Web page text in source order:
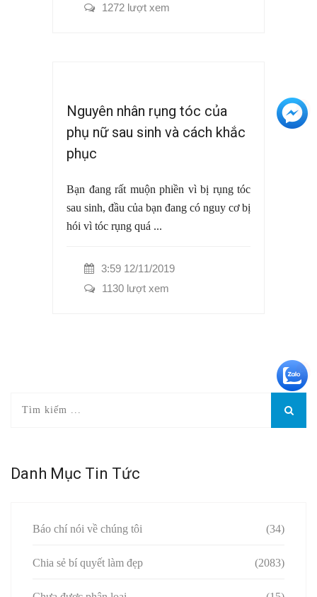
1272 lượt xem
Nguyên nhân rụng tóc của
phụ nữ sau sinh và cách khắc
phục
Bạn đang rất muộn phiền vì bị rụng tóc
sau sinh, đầu của bạn đang có nguy cơ bị
hói vì tóc rụng quá ...
3:59 12/11/2019
1130 lượt xem
Danh Mục Tin Tức
Báo chí nói về chúng tôi (34)
Chia sẻ bí quyết làm đẹp (2083)
+3
+5